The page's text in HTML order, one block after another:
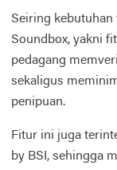
Seiring kebutuhan
Soundbox, yakni
pedagang
sekaligus
penipuan.
Fitur ini juga
by BSI, sehingga